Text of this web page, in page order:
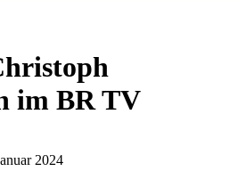
im BR TV
2024